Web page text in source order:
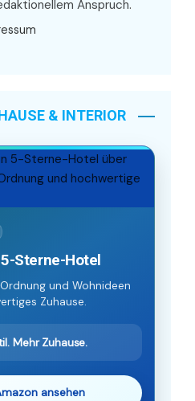
Anspruch.
& INTERIOR
Sterne-Hotel
und Wohnideen
Zuhause.
Mehr Zuhause.
ansehen